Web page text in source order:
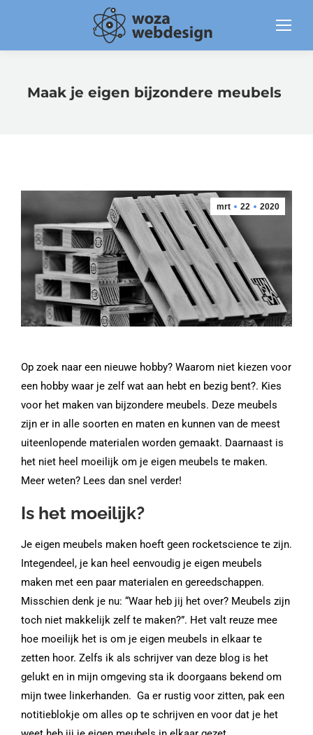
Maak je eigen bijzondere meubels
mrt 22 2020
Op zoek naar een nieuwe hobby? Waarom niet kiezen voor
een hobby waar je zelf wat aan hebt en bezig bent?. Kies
voor het maken van bijzondere meubels. Deze meubels
zijn er in alle soorten en maten en kunnen van de meest
uiteenlopende materialen worden gemaakt. Daarnaast is
het niet heel moeilijk om je eigen meubels te maken.
Meer weten? Lees dan snel verder!
Is het moeilijk?
Je eigen meubels maken hoeft geen rocketscience te zijn.
Integendeel, je kan heel eenvoudig je eigen meubels
maken met een paar materialen en gereedschappen.
Misschien denk je nu: “Waar heb jij het over? Meubels zijn
toch niet makkelijk zelf te maken?”. Het valt reuze mee
hoe moeilijk het is om je eigen meubels in elkaar te
zetten hoor. Zelfs ik als schrijver van deze blog is het
gelukt en in mijn omgeving sta ik doorgaans bekend om
mijn twee linkerhanden. Ga er rustig voor zitten, pak een
notitieblokje om alles op te schrijven en voor dat je het